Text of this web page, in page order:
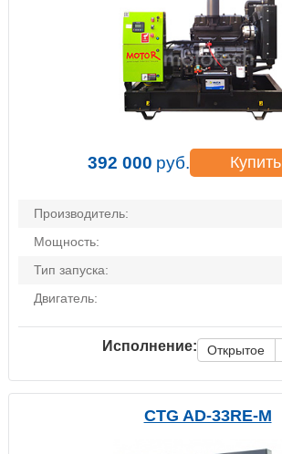
392 000 руб. Купить
Производитель:
Мощность:
Тип запуска:
Двигатель:
Исполнение: Открытое
CTG AD-33RE-M